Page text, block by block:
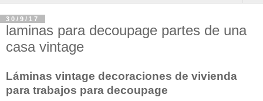
30/9/17
laminas para decoupage partes de una
casa vintage
Láminas vintage decoraciones de vivienda
para trabajos para decoupage